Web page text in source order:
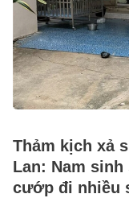
Thảm kịch xả
Lan: Nam
cướp đi nhiều